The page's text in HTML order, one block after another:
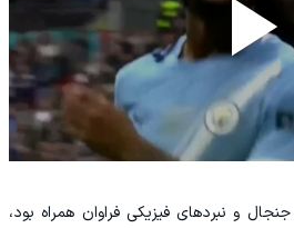
و نبردهای فیزیکی فراوان همراه بود،